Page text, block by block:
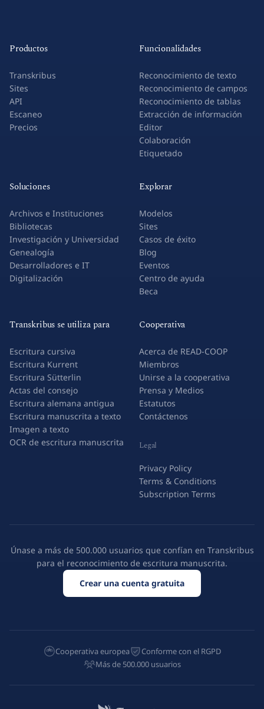
Productos
Transkribus
Sites
API
Escaneo
Precios
Funcionalidades
Reconocimiento de texto
Reconocimiento de campos
Reconocimiento de tablas
Extracción de información
Editor
Colaboración
Etiquetado
Soluciones
Archivos e Instituciones
Bibliotecas
Investigación y Universidad
Genealogía
Desarrolladores e IT
Digitalización
Explorar
Modelos
Sites
Casos de éxito
Blog
Eventos
Centro de ayuda
Beca
Transkribus se utiliza para
Escritura cursiva
Escritura Kurrent
Escritura Sütterlin
Actas del consejo
Escritura alemana antigua
Escritura manuscrita a texto
Imagen a texto
OCR de escritura manuscrita
Cooperativa
Acerca de READ-COOP
Miembros
Unirse a la cooperativa
Prensa y Medios
Estatutos
Contáctenos
Legal
Privacy Policy
Terms & Conditions
Subscription Terms
Únase a más de 500.000 usuarios que confían en Transkribus
para el reconocimiento de escritura manuscrita.
Crear una cuenta gratuita
Cooperativa europea
Conforme con el RGPD
Más de 500.000 usuarios